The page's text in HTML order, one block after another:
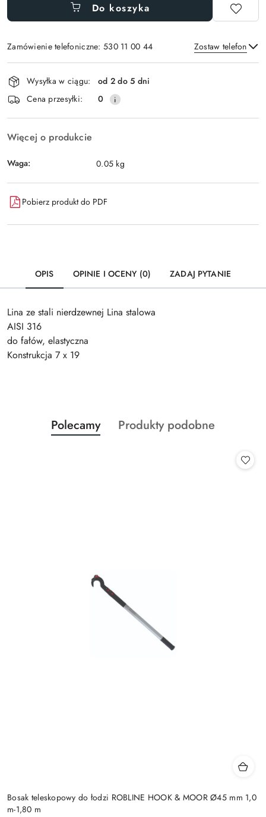
Do koszyka
Zamówienie telefoniczne: 530 11 00 44 Zostaw telefon
Wyślij
Dostępność
i
dostawa
Wysyłka w ciągu:
od 2 do 5 dni
Cena przesyłki:
0
Więcej o produkcie
Waga: 0.05 kg
Pobierz produkt do PDF
OPIS OPINIE I OCENY (0) ZADAJ PYTANIE
Lina ze stali nierdzewnej Lina stalowa
AISI 316
do fałów, elastyczna
Konstrukcja 7 x 19
Pomiń karuzelę produktów
Produkty
o
Polecamy
Produkty
Produkty podobne
Bosak teleskopowy do łodzi ROBLINE HOOK & MOOR Ø45 mm 1,0
m-1,80 m